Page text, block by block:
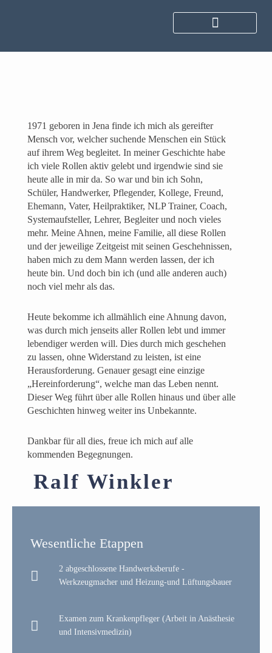
1971 geboren in Jena finde ich mich als gereifter
Mensch vor, welcher suchende Menschen ein Stück
auf ihrem Weg begleitet. In meiner Geschichte habe
ich viele Rollen aktiv gelebt und irgendwie sind sie
heute alle in mir da. So war und bin ich Sohn,
Schüler, Handwerker, Pflegender, Kollege, Freund,
Ehemann, Vater, Heilpraktiker, NLP Trainer, Coach,
Systemaufsteller, Lehrer, Begleiter und noch vieles
mehr. Meine Ahnen, meine Familie, all diese Rollen
und der jeweilige Zeitgeist mit seinen Geschehnissen,
haben mich zu dem Mann werden lassen, der ich
heute bin. Und doch bin ich (und alle anderen auch)
noch viel mehr als das.
Heute bekomme ich allmählich eine Ahnung davon,
was durch mich jenseits aller Rollen lebt und immer
lebendiger werden will. Dies durch mich geschehen
zu lassen, ohne Widerstand zu leisten, ist eine
Herausforderung. Genauer gesagt eine einzige
„Hereinforderung“, welche man das Leben nennt.
Dieser Weg führt über alle Rollen hinaus und über alle
Geschichten hinweg weiter ins Unbekannte.
Dankbar für all dies, freue ich mich auf alle
kommenden Begegnungen.
Ralf Winkler
Wesentliche Etappen
2 abgeschlossene Handwerksberufe -
Werkzeugmacher und Heizung-und Lüftungsbauer
Examen zum Krankenpfleger (Arbeit in Anästhesie
und Intensivmedizin)